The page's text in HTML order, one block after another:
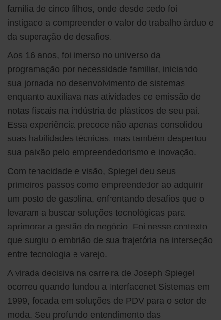
família de cinco filhos, onde desde cedo foi
instigado a compreender o valor do trabalho árduo e
da superação de desafios.
Aos 16 anos, foi imerso no universo da
programação por necessidade familiar, iniciando
sua jornada no desenvolvimento de sistemas
enquanto auxiliava nas atividades de emissão de
notas fiscais na indústria de plásticos de seu pai.
Essa experiência precoce não apenas consolidou
suas habilidades técnicas, mas também despertou
sua paixão pelo empreendedorismo e inovação.
Com tenacidade e visão, Spiegel deu seus
primeiros passos como empreendedor ao adquirir
um posto de gasolina, enfrentando desafios que o
levaram a buscar soluções tecnológicas para
aprimorar a gestão do negócio. Foi nesse contexto
que surgiu o embrião de sua trajetória na interseção
entre tecnologia e varejo.
A virada decisiva na carreira de Joseph Spiegel
ocorreu quando fundou a Interfacenet Sistemas em
1999, focada em soluções de PDV para o setor de
moda. Seu profundo entendimento das